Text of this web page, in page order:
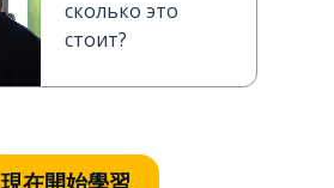
сколько это
стоит?